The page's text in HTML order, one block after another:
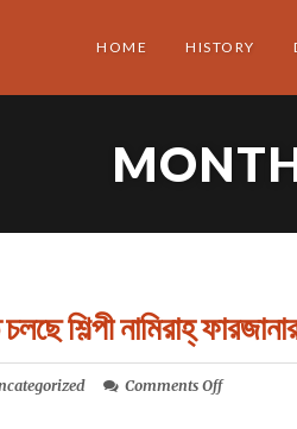
HOME HISTORY
শিল্পী নামিরাহ্
Comments Offon